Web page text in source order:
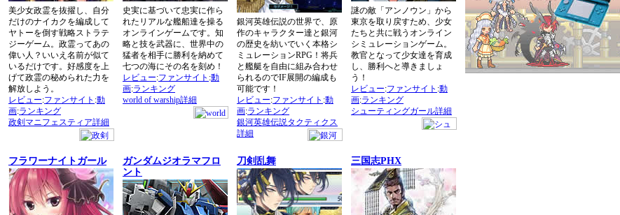
美少女政霊を抜擢し、自分
だけのナイカクを編成して
ヤトーを倒す戦略ストラテ
ジーゲーム。政霊ってあの
偉い人？いいえ名前が似て
いるだけです。好感度を上
げて政霊の秘められた力を
解放しよう。
レビュー:ファンサイト :動
画:ランキング
政剣マニフェスティア詳細
史実に基づいて忠実に作ら
れたリアルな艦船達を操る
オンラインゲームです。知
略と技を武器に、世界中の
猛者を相手に勝利を納めて
七つの海にその名を刻め！
レビュー:ファンサイト :動
画:ランキング
world of warship詳細
銀河英雄伝説の世界で、原
作のキャラクター達と銀河
の歴史を紡いでいく本格シ
ミュレーションRPG！将兵
と艦艇を自由に組み合わせ
られるのでIF展開の編成も
可能です！
レビュー:ファンサイト :動
画:ランキング
銀河英雄伝説タクティクス
詳細
謎の敵「アンノウン」から
東京を取り戻すため、少女
たちと共に戦うオンライン
シミュレーションゲーム。
教官となって少女達を育成
し、勝利へと導きましょ
う！
レビュー:ファンサイト :動
画:ランキング
シューティングガール詳細
フラワーナイトガール
ガンダムジオラマフロ
ント
刀剣乱舞 三国志PHX